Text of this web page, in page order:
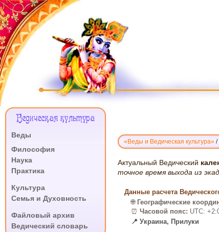
«Веды и Ведическая культура» /
ВЕДИЧЕСКИЙ
КАЛЕНДАРЬ
ПРИЛУКИ,
2026
Актуальный Ведический
точное время выхода из
Данные расчета
🌐 Географические
⏰ Часовой пояс: UTC:
📍 Украина, Прилуки
Меню
Ведическая культура
Веды
Философия
Наука
Практика
Культура
Семья и Духовность
Файловый архив
Ведический словарь